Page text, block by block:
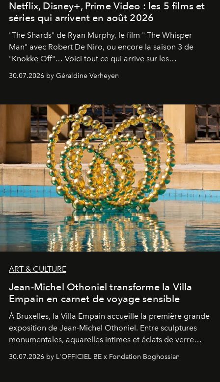
Netflix, Disney+, Prime Video : les 5 films et
séries qui arrivent en août 2026
"The Shards" de Ryan Murphy, le film " The Whisper
Man" avec Robert De Niro, ou encore la saison 3 de
"Knokke Off"… Voici tout ce qui arrive sur les
plateformes de streaming en août 2026.
30.07.2026 by Géraldine Verheyen
ART & CULTURE
Jean-Michel Othoniel transforme la Villa
Empain en carnet de voyage sensible
À Bruxelles, la Villa Empain accueille la première grande
exposition de Jean-Michel Othoniel. Entre sculptures
monumentales, aquarelles intimes et éclats de verre
soufflé, l’artiste français compose un itinéraire
émotionnel où chaque œuvre devient le souvenir
30.07.2026 by L'OFFICIEL BE x Fondation Boghossian